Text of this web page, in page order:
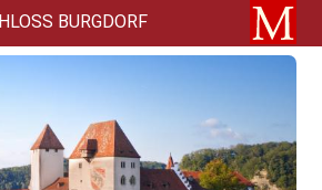
BURGDORF